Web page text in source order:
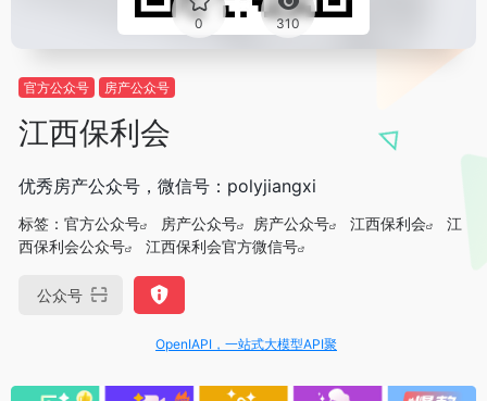
0 310
官方公众号 房产公众号
江西保利会
优秀房产公众号，微信号：polyjiangxi
标签： 官方公众号 房产公众号 房产公众号 江西保利会
江
西保利会公众号
江西保利会官方微信号
公众号
OpenIAPI，一站式大模型API聚合平台